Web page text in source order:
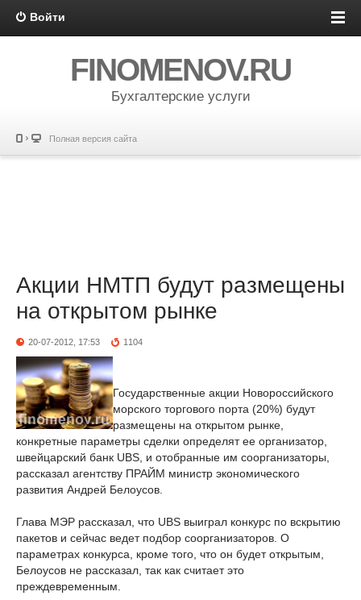
Войти
FINOMENOV.RU
Бухгалтерские услуги
Полная версия сайта
Акции НМТП будут размещены
на открытом рынке
20-07-2012, 17:53 1104
Государственные акции Новороссийского
морского торгового порта (20%) будут
размещены на открытом рынке,
конкретные параметры сделки определят ее организатор,
швейцарский банк UBS, и отобранные им соорганизаторы,
рассказал агентству ПРАЙМ министр экономического
развития Андрей Белоусов.
Глава МЭР рассказал, что UBS выиграл конкурс по вскрытию
пакетов и сейчас ведет подбор соорганизаторов. О
параметрах конкурса, кроме того, что он будет открытым,
Белоусов не рассказал, так как считает это
преждевременным.